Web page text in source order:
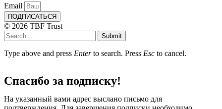
Email
ПОДПИСАТЬСЯ
© 2026 TBF Trust
Submit
Type above and press Enterto search. Press Esc to cancel.
Спасибо за подписку!
На указанный вами адрес выслано письмо для